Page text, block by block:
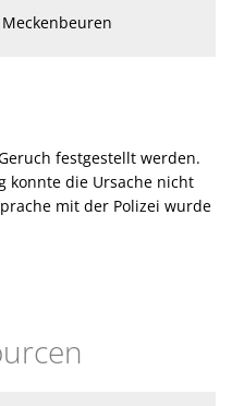
festgestellt werden.
konnte die Ursache nicht
mit der Polizei wurde